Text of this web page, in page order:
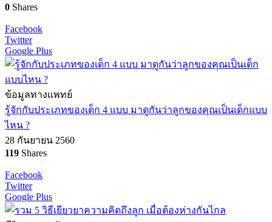
0 Shares
Facebook
Twitter
Google Plus
ข้อมูลทางแพทย์
รู้จักกับประเภทของเด็ก 4 แบบ มาดูกันว่าลูกของคุณเป็นเด็กแบบ
ไหน ?
28 กันยายน 2560
119 Shares
Facebook
Twitter
Google Plus